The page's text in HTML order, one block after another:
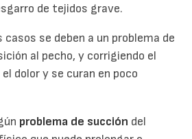
de tejidos grave.
casos se deben a un problema de
al pecho, y corrigiendo el
dolor y se curan en poco
problema de succión del